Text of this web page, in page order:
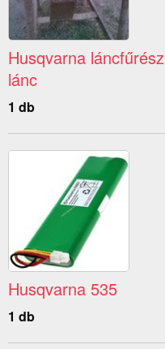
Husqvarna láncfűrész
lánc
1 db
Husqvarna 535
1 db